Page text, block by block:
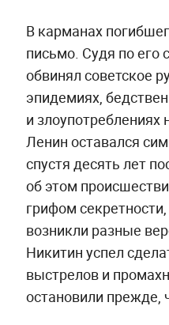
В карманах
письмо. Судя по
обвинял советское
эпидемиях,
и злоупотреблениях
Ленин оставался
спустя десять лет
об этом
грифом
возникли разные
Никитин успел
выстрелов и
остановили прежде,